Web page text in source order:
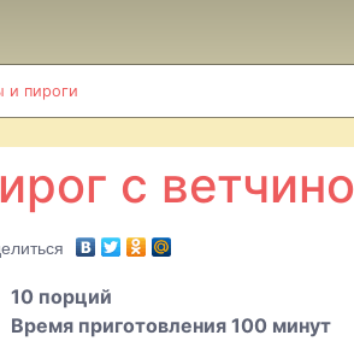
и пироги
с
10 порций
Время приготовления 100 минут